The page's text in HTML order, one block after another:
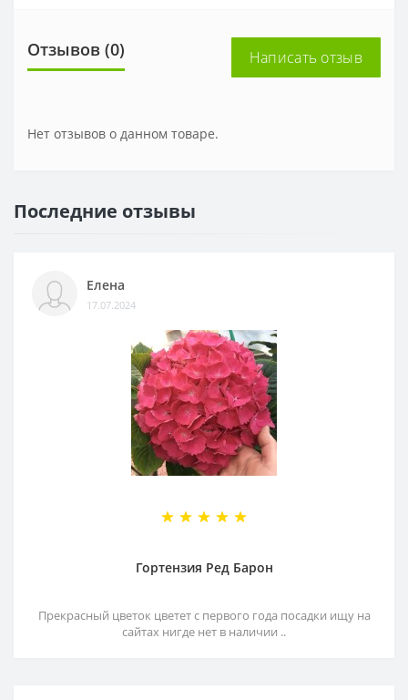
Отзывов (0) Написать отзыв
Нет отзывов о данном товаре.
Последние отзывы
Елена
17.07.2024
Гортензия Ред Барон
Прекрасный цветок цветет с первого года посадки ищу на
сайтах нигде нет в наличии ..